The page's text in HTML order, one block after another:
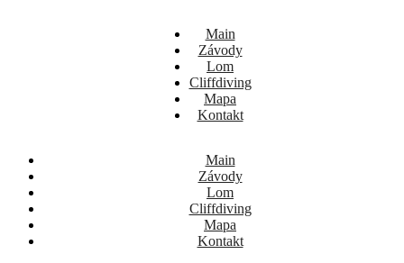
Main
Závody
Lom
Cliffdiving
Mapa
Kontakt
Main
Závody
Lom
Cliffdiving
Mapa
Kontakt